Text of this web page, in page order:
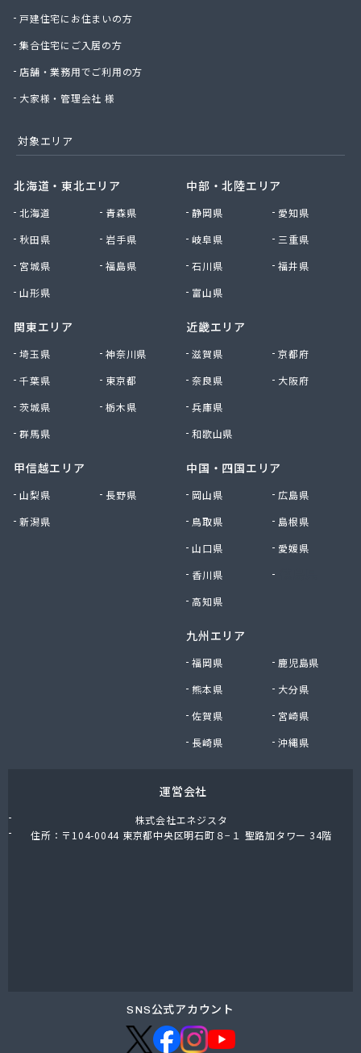
株式会社元久商店
株式会社古田商店
株式会社三好ガス
株式会社山源服部商会
株式会社山新プロパン部
株式会社山田幸一商店
株式会社小林本店
株式会社小林本店稲沢店
株式会社松村プロパン部
株式会社新東
株式会社森上製油所
株式会社杉浦林産給油所
株式会社清川商店
株式会社青木サービス
株式会社石川鉄沖商店
株式会社石泰商会
株式会社鷹羽商店
株式会社中部燃料
株式会社土川油店 L.P.G充填所
株式会社油直 オートガススタンド
丸井商店外之原支店
丸金薪炭店
橋本産業株式会社 名古屋営業所
玉屋プロパン株式会社
戸建住宅にお住まいの方
集合住宅にご入居の方
店舗・業務用でご利用の方
大家様・管理会社 様
対象エリア
北海道・東北エリア
北海道
青森県
秋田県
岩手県
宮城県
福島県
山形県
関東エリア
埼玉県
神奈川県
千葉県
東京都
茨城県
栃木県
群馬県
甲信越エリア
山梨県
長野県
新潟県
中部・北陸エリア
静岡県
愛知県
岐阜県
三重県
石川県
福井県
富山県
近畿エリア
滋賀県
京都府
奈良県
大阪府
兵庫県
和歌山県
中国・四国エリア
岡山県
広島県
鳥取県
島根県
山口県
愛媛県
香川県
高知県
九州エリア
福岡県
鹿児島県
熊本県
大分県
佐賀県
宮崎県
長崎県
沖縄県
運営会社
株式会社エネジスタ
住所：〒104-0044 東京都中央区明石町８−１ 聖路加タワー 34階
SNS公式アカウント